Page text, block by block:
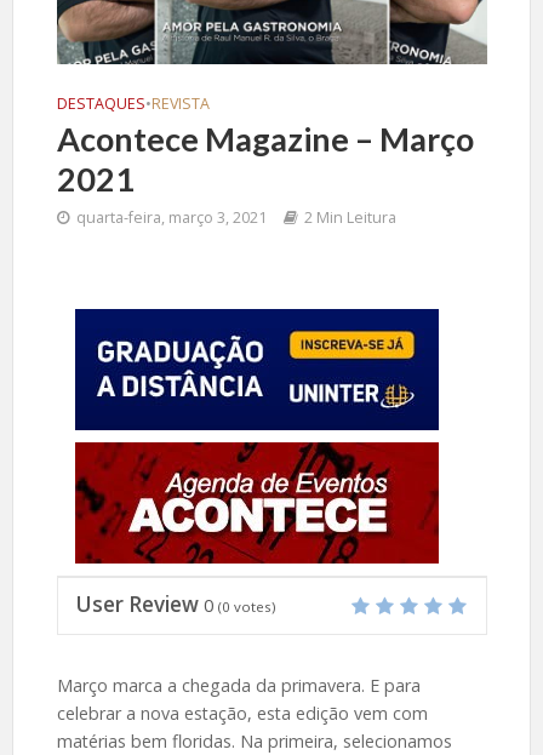
DESTAQUES•REVISTA
Acontece Magazine – Março
2021
quarta-feira, março 3, 2021 2 Min Leitura
User Review 0 (0 votes)
Março marca a chegada da primavera. E para
celebrar a nova estação, esta edição vem com
matérias bem floridas. Na primeira, selecionamos